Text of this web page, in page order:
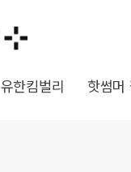
유한킴벌리 핫썸머